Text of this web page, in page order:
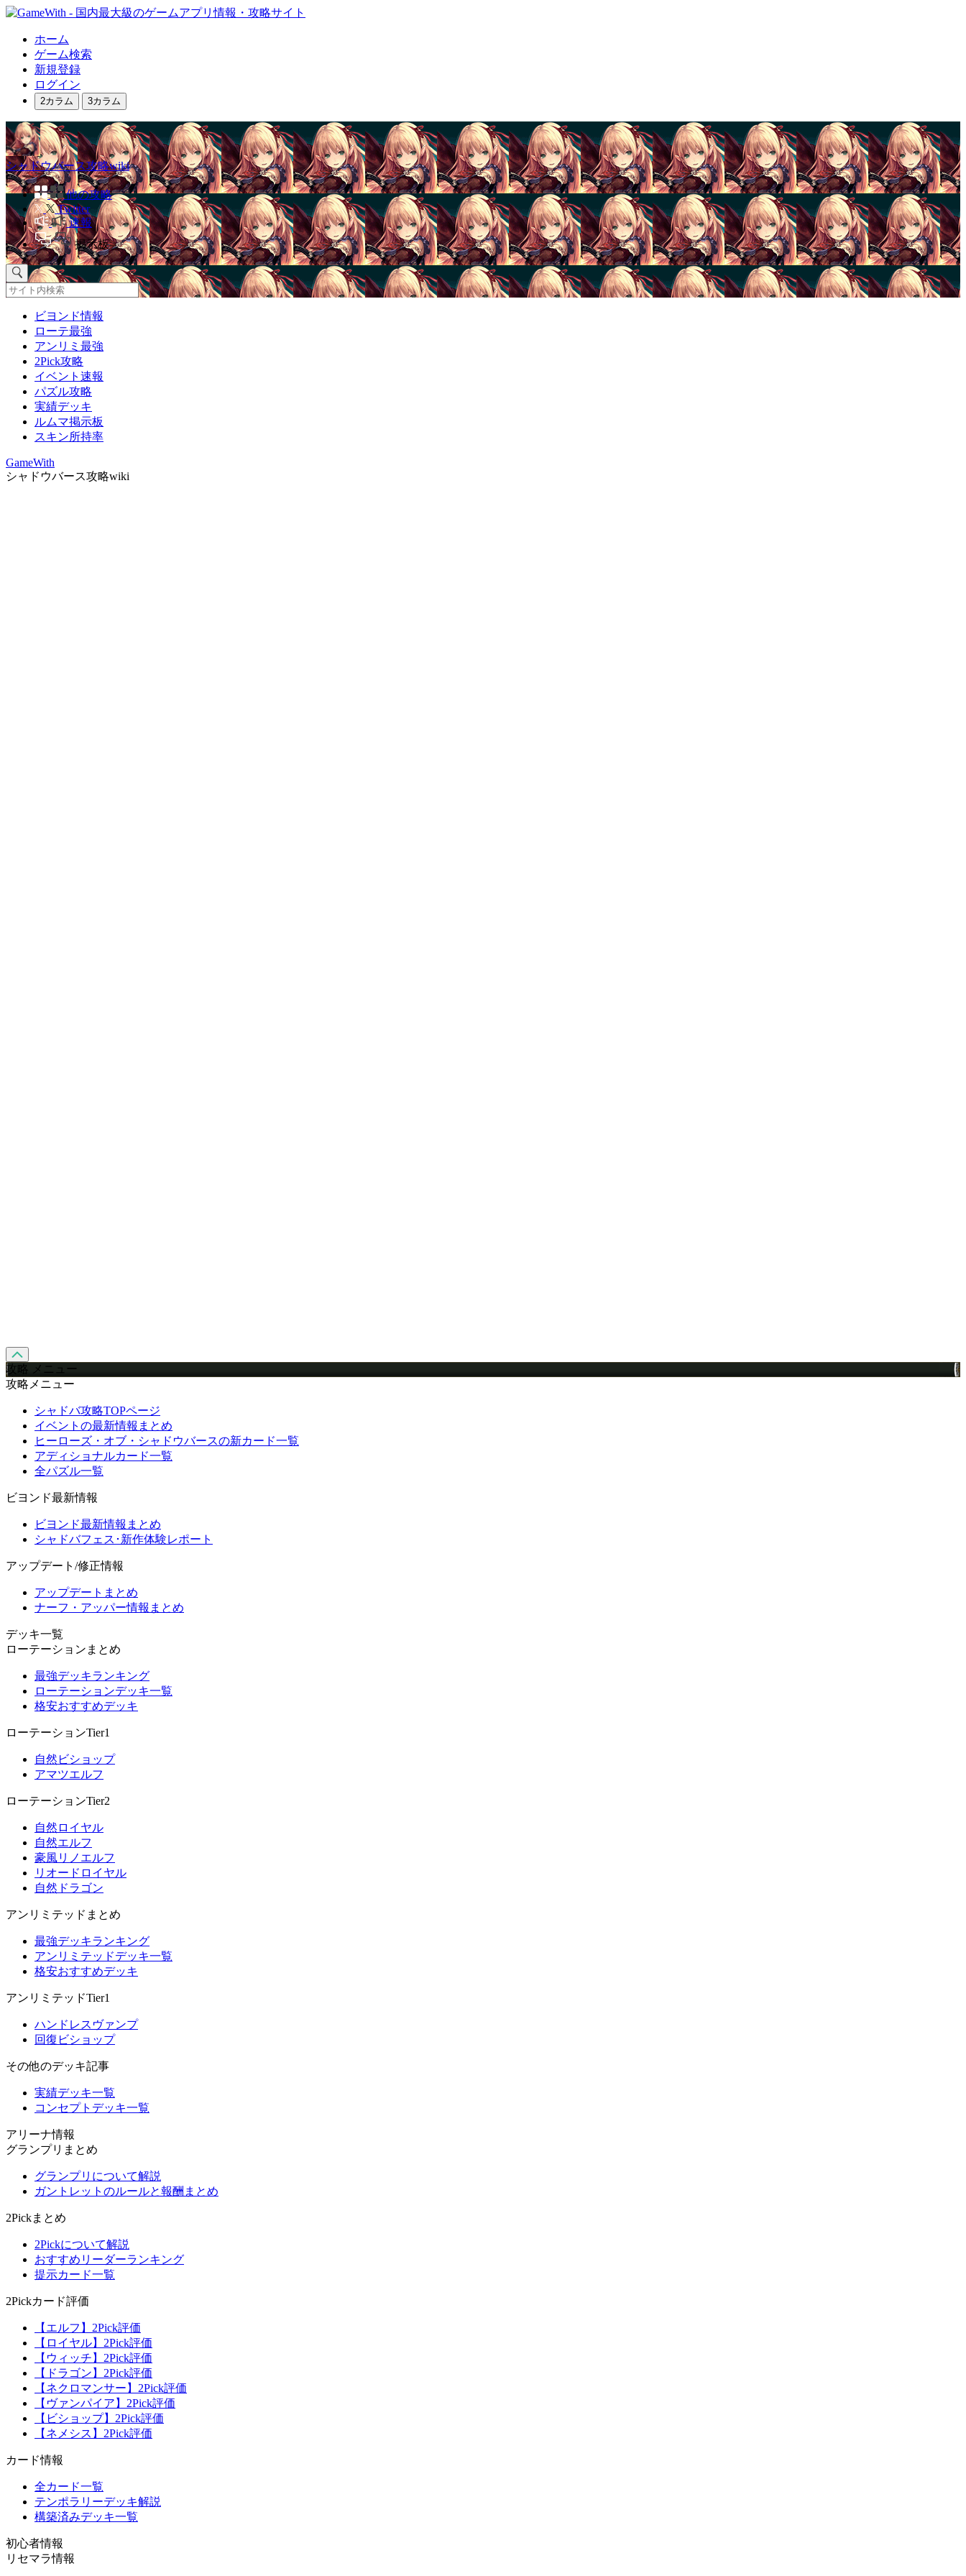
ホーム
ゲーム検索
新規登録
ログイン
2カラム 3カラム
シャドウバース攻略wiki
他の攻略
Twitter
速報
掲示板
ビヨンド情報
ローテ最強
アンリミ最強
2Pick攻略
イベント速報
パズル攻略
実績デッキ
ルムマ掲示板
スキン所持率
GameWith
シャドウバース攻略wiki
攻略 メニュー
攻略メニュー
シャドバ攻略TOPページ
イベントの最新情報まとめ
ヒーローズ・オブ・シャドウバースの新カード一覧
アディショナルカード一覧
全パズル一覧
ビヨンド最新情報
ビヨンド最新情報まとめ
シャドバフェス･新作体験レポート
アップデート/修正情報
アップデートまとめ
ナーフ・アッパー情報まとめ
デッキ一覧
ローテーションまとめ
最強デッキランキング
ローテーションデッキ一覧
格安おすすめデッキ
ローテーションTier1
自然ビショップ
アマツエルフ
ローテーションTier2
自然ロイヤル
自然エルフ
豪風リノエルフ
リオードロイヤル
自然ドラゴン
アンリミテッドまとめ
最強デッキランキング
アンリミテッドデッキ一覧
格安おすすめデッキ
アンリミテッドTier1
ハンドレスヴァンプ
回復ビショップ
その他のデッキ記事
実績デッキ一覧
コンセプトデッキ一覧
アリーナ情報
グランプリまとめ
グランプリについて解説
ガントレットのルールと報酬まとめ
2Pickまとめ
2Pickについて解説
おすすめリーダーランキング
提示カード一覧
2Pickカード評価
【エルフ】2Pick評価
【ロイヤル】2Pick評価
【ウィッチ】2Pick評価
【ドラゴン】2Pick評価
【ネクロマンサー】2Pick評価
【ヴァンパイア】2Pick評価
【ビショップ】2Pick評価
【ネメシス】2Pick評価
カード情報
全カード一覧
テンポラリーデッキ解説
構築済みデッキ一覧
初心者情報
リセマラ情報